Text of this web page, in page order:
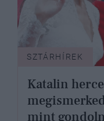
SZTÁRHÍREK
Katalin
mint